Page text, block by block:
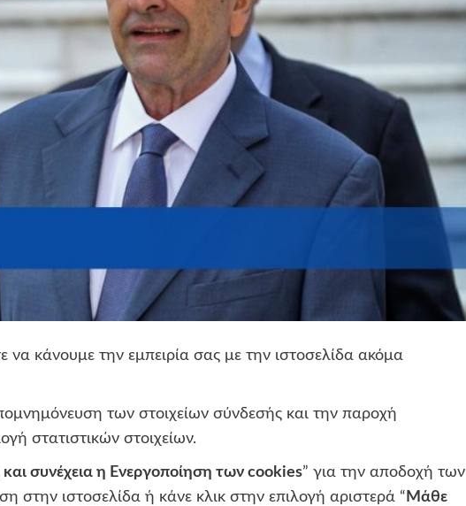
να κάνουμε την εμπειρία σας με την ιστοσελίδα ακόμα
των στοιχείων σύνδεσής και την παροχή
στατιστικών στοιχείων.
συνέχεια η Ενεργοποίηση των cookies” για την αποδοχή των
στην ιστοσελίδα ή κάνε κλικ στην επιλογή αριστερά “ Μάθε